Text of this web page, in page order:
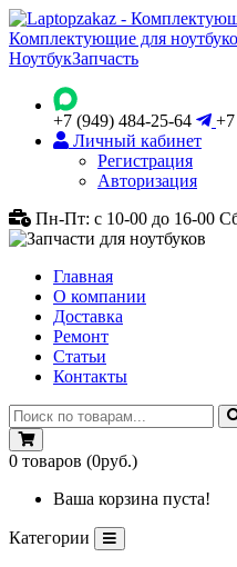
Комплектующие для
НоутбукЗапчасть
+7 (949) 484-25-64
Личный кабинет
Регистрация
Авторизация
Пн-Пт: с 10-00 до 16-00
Главная
О компании
Доставка
Ремонт
Статьи
Контакты
0 товаров (0руб.)
Ваша корзина пуста!
Категории